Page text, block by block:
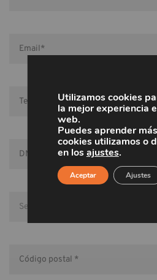
Utilizamos cookies
la mejor experiencia
web.
Puedes aprender
cookies utilizamos o
en losajustes.
Aceptar Ajustes